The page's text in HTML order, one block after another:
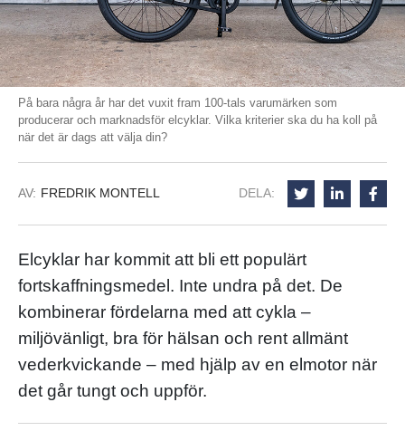
På bara några år har det vuxit fram 100-tals varumärken som
producerar och marknadsför elcyklar. Vilka kriterier ska du ha koll på
när det är dags att välja din?
AV: FREDRIK MONTELL DELA:
Elcyklar har kommit att bli ett populärt
fortskaffningsmedel. Inte undra på det. De
kombinerar fördelarna med att cykla –
miljövänligt, bra för hälsan och rent allmänt
vederkvickande – med hjälp av en elmotor när
det går tungt och uppför.